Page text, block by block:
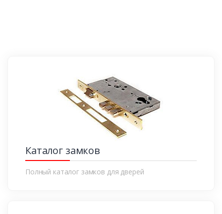
Каталог замков
Полный каталог замков для дверей